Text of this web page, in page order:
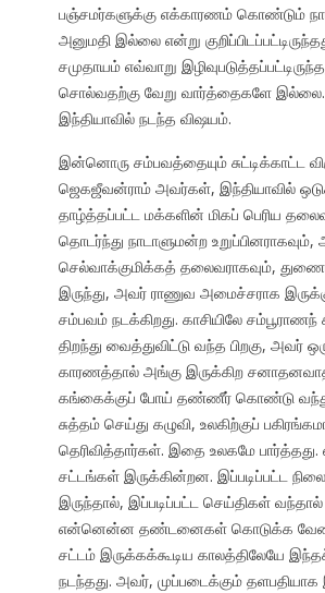
பஞ்சமர்களுக்கு எக்காரணம் கொண்டும்
அனுமதி இல்லை என்று
சமுதாயம் எவ்வாறு
சொல்வதற்கு வேறு வார்த்தைகளே இல்லை.
இந்தியாவில் நடந்த விஷயம்.
இன்னொரு சம்பவத்தையும் சுட்டிக்காட்ட
ஜெகஜீவன்ராம் அவர்கள், இந்தியாவில்
தாழ்த்தப்பட்ட மக்களின் மிகப் பெரிய
தொடர்ந்து நாடாளுமன்ற
செல்வாக்குமிக்கத் தலைவராகவும், துணைப்
இருந்து, அவர் ராணுவ அமைச்சராக
சம்பவம் நடக்கிறது. காசியிலே
திறந்து வைத்துவிட்டு வந்த பிறகு, அவர்
காரணத்தால் அங்கு இருக்கிற
கங்கைக்குப் போய் தண்ணீர் கொண்டு
சுத்தம் செய்து கழுவி, உலகிற்குப்
தெரிவித்தார்கள். இதை உலகமே
சட்டங்கள் இருக்கின்றன. இப்படிப்பட்ட
இருந்தால், இப்படிப்பட்ட செய்திகள்
என்னென்ன தண்டனைகள் கொடுக்க
சட்டம் இருக்கக்கூடிய காலத்திலேயே
நடந்தது. அவர், முப்படைக்கும் தளபதியாக